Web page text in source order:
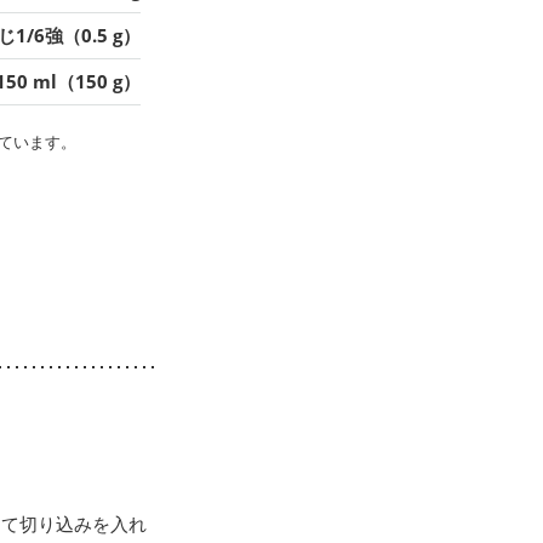
1/6強（0.5 g）
ml（150 g）
ます。
切り込みを入れ